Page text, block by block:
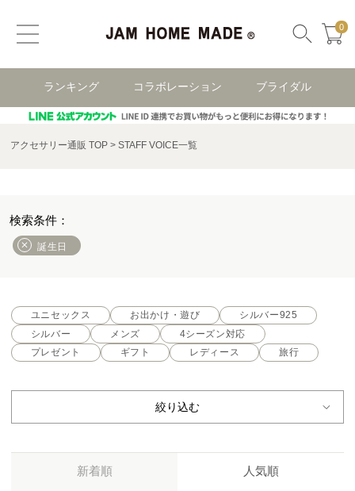
0
ランキング コラボレーション ブライダル
アクセサリー通販 TOP STAFF VOICE一覧
誕生日
ユニセックス お出かけ・遊び
シルバー925
シルバー
メンズ
4シーズン対応
プレゼント
ギフト レディース 旅行
絞り込む
新着順 人気順